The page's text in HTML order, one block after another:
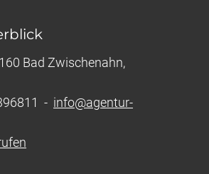
Bad Zwischenahn,
- info@agentur-